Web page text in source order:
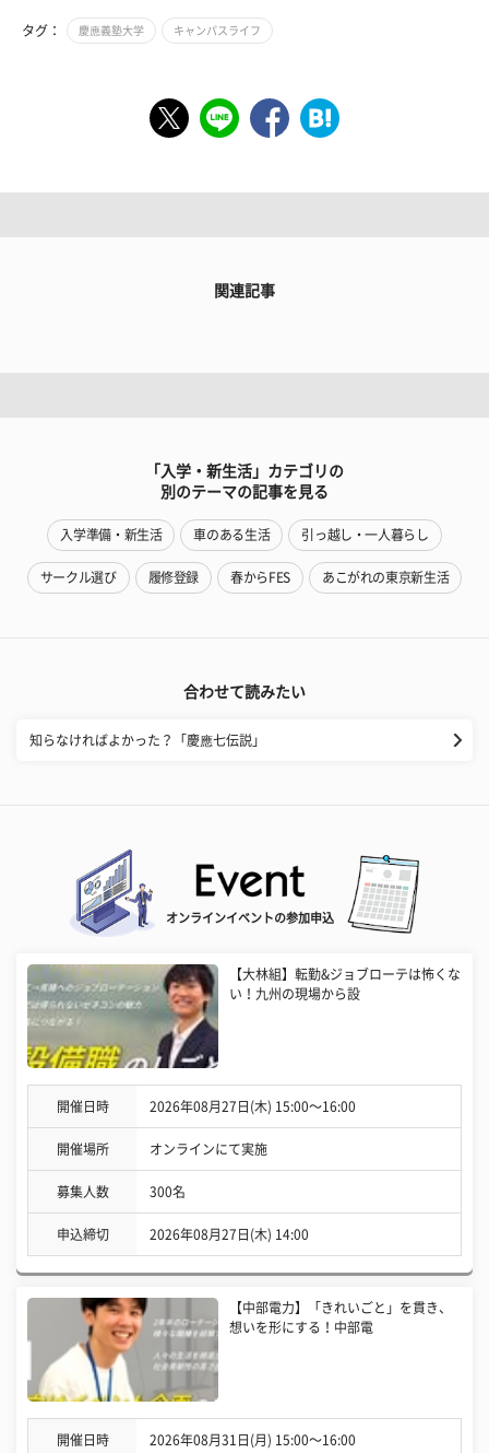
タグ： 慶應義塾大学 キャンパスライフ
関連記事
「入学・新生活」カテゴリの
別のテーマの記事を見る
入学準備・新生活 車のある生活 引っ越し・一人暮らし
サークル選び 履修登録 春からFES あこがれの東京新生活
合わせて読みたい
知らなければよかった？「慶應七伝説」
オンラインイベントの参加申込
【大林組】転勤&ジョブローテは怖くな
い！九州の現場から設
開催日時 2026年08月27日(木) 15:00〜16:00
開催場所 オンラインにて実施
募集人数 300名
申込締切 2026年08月27日(木) 14:00
【中部電力】「きれいごと」を貫き、
想いを形にする！中部電
開催日時 2026年08月31日(月) 15:00〜16:00